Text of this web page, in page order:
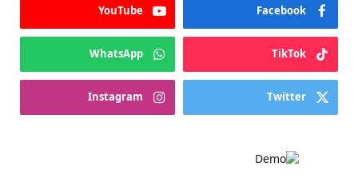
Facebook
YouTube
TikTok
WhatsApp
Twitter
Instagram